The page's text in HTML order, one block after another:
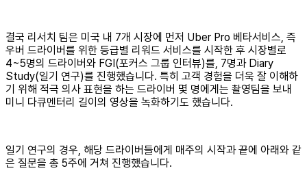
결국 리서치 팀은 미국 내 7개 시장에 먼저 Uber Pro 베타서비스, 즉
우버 드라이버를 위한 등급별 리워드 서비스를 시작한 후 시장별로
4~5명의 드라이버와 FGI(포커스 그룹 인터뷰)를, 7명과 Diary
Study(일기 연구)를 진행했습니다. 특히 고객 경험을 더욱 잘 이해하
기 위해 적극 의사 표현을 하는 드라이버 몇 명에게는 촬영팀을 보내
미니 다큐멘터리 길이의 영상을 녹화하기도 했습니다.
일기 연구의 경우, 해당 드라이버들에게 매주의 시작과 끝에 아래와 같
은 질문을 총 5주에 거쳐 진행했습니다.